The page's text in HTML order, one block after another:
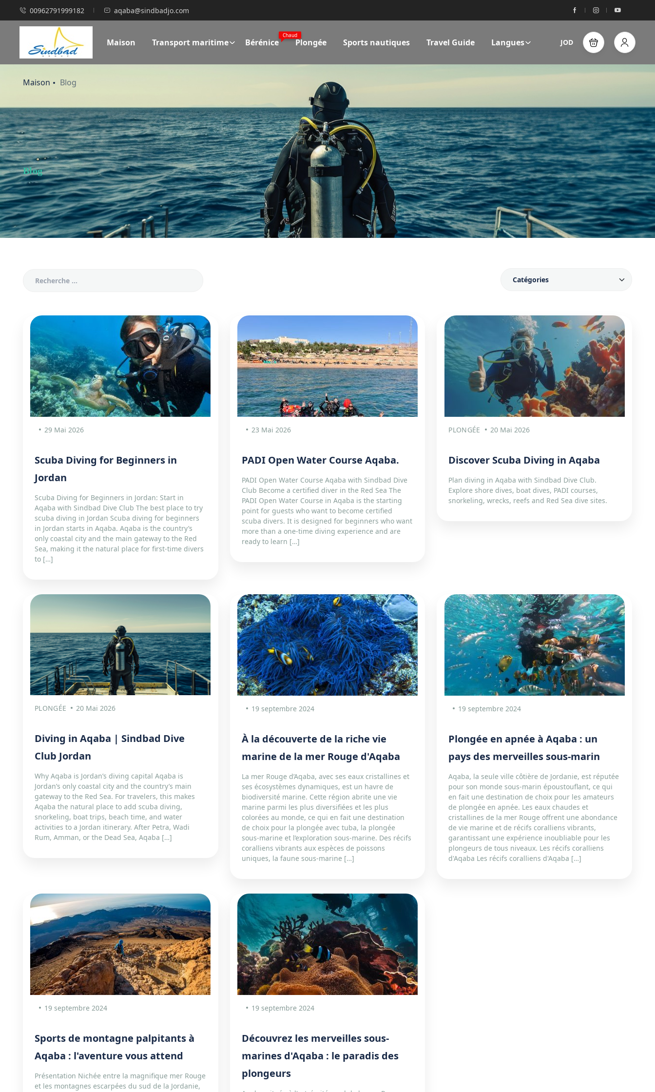
00962791999182 aqaba@sindbadjo.com
Maison Transport maritime Bérénice
Chaud
Plongée Sports nautiques Travel Guide Langues JOD
Blog
Maison Blog
29 Mai 2026
Scuba Diving for Beginners in
Jordan
Scuba Diving for Beginners in Jordan: Start in
Aqaba with Sindbad Dive Club The best place to try
scuba diving in Jordan Scuba diving for beginners
in Jordan starts in Aqaba. Aqaba is the country’s
only coastal city and the main gateway to the Red
Sea, making it the natural place for first-time divers
to […]
23 Mai 2026
PADI Open Water Course Aqaba.
PADI Open Water Course Aqaba with Sindbad Dive
Club Become a certified diver in the Red Sea The
PADI Open Water Course in Aqaba is the starting
point for guests who want to become certified
scuba divers. It is designed for beginners who want
more than a one-time diving experience and are
ready to learn […]
PLONGÉE 20 Mai 2026
Discover Scuba Diving in Aqaba
Plan diving in Aqaba with Sindbad Dive Club.
Explore shore dives, boat dives, PADI courses,
snorkeling, wrecks, reefs and Red Sea dive sites.
PLONGÉE 20 Mai 2026
Diving in Aqaba | Sindbad Dive
Club Jordan
Why Aqaba is Jordan’s diving capital Aqaba is
Jordan’s only coastal city and the country’s main
gateway to the Red Sea. For travelers, this makes
Aqaba the natural place to add scuba diving,
snorkeling, boat trips, beach time, and water
activities to a Jordan itinerary. After Petra, Wadi
Rum, Amman, or the Dead Sea, Aqaba […]
19 septembre 2024
À la découverte de la riche vie
marine de la mer Rouge d'Aqaba
La mer Rouge d’Aqaba, avec ses eaux cristallines et
ses écosystèmes dynamiques, est un havre de
biodiversité marine. Cette région abrite une vie
marine parmi les plus diversifiées et les plus
colorées au monde, ce qui en fait une destination
de choix pour la plongée avec tuba, la plongée
sous-marine et l’exploration sous-marine. Des récifs
coralliens vibrants aux espèces de poissons
uniques, la faune sous-marine […]
19 septembre 2024
Plongée en apnée à Aqaba : un
pays des merveilles sous-marin
Aqaba, la seule ville côtière de Jordanie, est réputée
pour son monde sous-marin époustouflant, ce qui
en fait une destination de choix pour les amateurs
de plongée en apnée. Les eaux chaudes et
cristallines de la mer Rouge offrent une abondance
de vie marine et de récifs coralliens vibrants,
garantissant une expérience inoubliable pour les
plongeurs de tous niveaux. Les récifs coralliens
d'Aqaba Les récifs coralliens d'Aqaba […]
19 septembre 2024
Sports de montagne palpitants à
Aqaba : l'aventure vous attend
Présentation Nichée entre la magnifique mer Rouge
et les montagnes escarpées du sud de la Jordanie,
19 septembre 2024
Découvrez les merveilles sous-
marines d'Aqaba : le paradis des
plongeurs